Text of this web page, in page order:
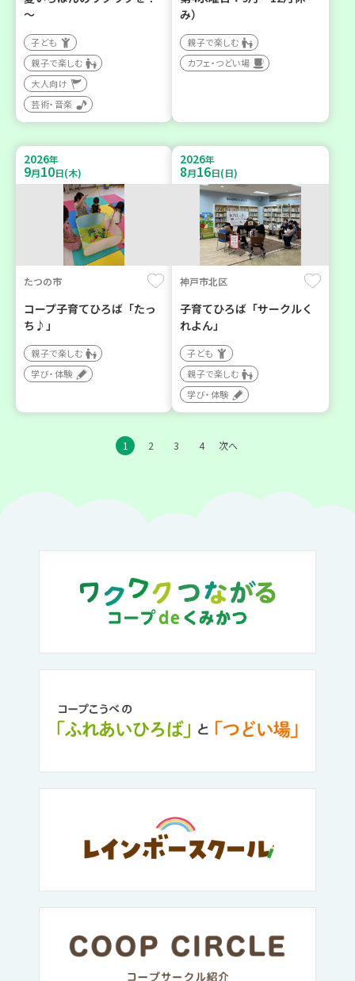
～
子ども
親子で楽しむ
大人向け
芸術・音楽
み）
親子で楽しむ
カフェ・つどい場
2026年
9月10日(木)
たつの市
コープ子育てひろば「たっ
ち♪」
親子で楽しむ
学び・体験
2026年
8月16日(日)
神戸市北区
子育てひろば「サークルく
れよん」
子ども
親子で楽しむ
学び・体験
1 2 3 4 次へ